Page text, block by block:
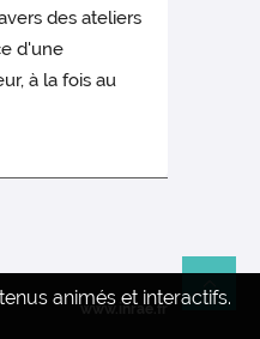
des ateliers
d'une
à la fois au
animés et interactifs.
www.inrae.fr